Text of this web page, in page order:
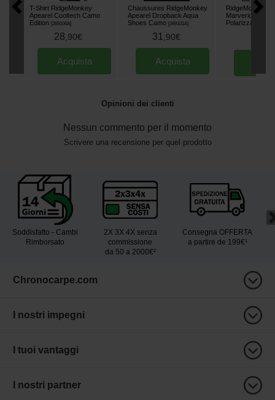
T-Shirt RidgeMonkey
Apearel Cooltech Camo
Edition
269106A]
28 90€
Acquista
Chaussures RidgeMonkey
Apearel Dropback Aqua
Shoes Camo
269101A]
31 90€
Acquista
RidgeMonkey
Marverick
Polarizzati
Opinioni dei clienti
Nessun commento per il momento
Scrivere una recensione per quel prodotto
Soddisfatto - Cambi
Rimborsato
2X 3X 4X senza
commissione
da 50 a 2000€²
Consegna OFFERTA
a partire de 199€¹
Chronocarpe.com
I nostri impegni
I tuoi vantaggi
I nostri partner